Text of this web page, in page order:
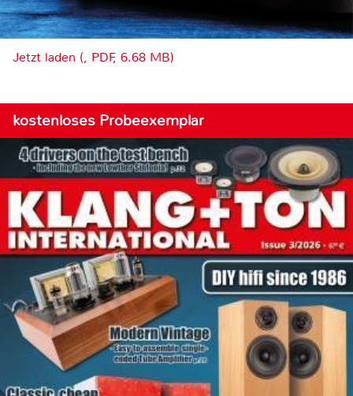
Jetzt laden (, PDF, 6.68 MB)
kostenloses Probeexemplar